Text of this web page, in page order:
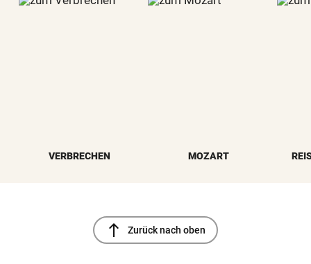
VERBRECHEN MOZART
north Zurück nach oben